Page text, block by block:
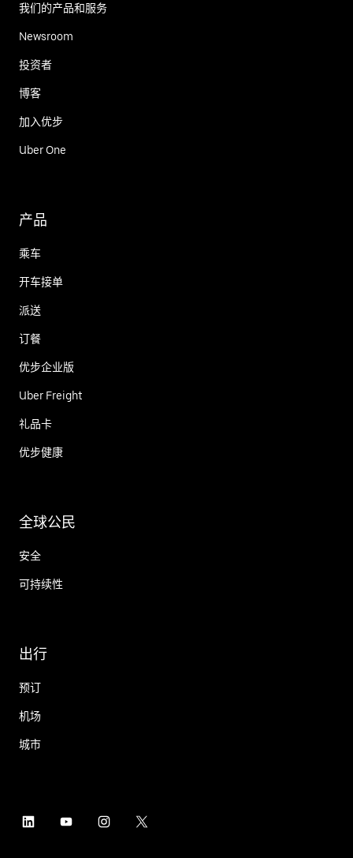
我们的产品和服务
Newsroom
投资者
博客
加入优步
Uber One
产品
乘车
开车接单
派送
订餐
优步企业版
Uber Freight
礼品卡
优步健康
全球公民
安全
可持续性
出行
预订
机场
城市